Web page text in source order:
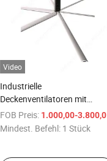
Video
Industrielle
Deckenventilatoren mit
niedriger Geschwindigkeit zur
Energieeinsparung für
FOB Preis: 1.000,00-3.800,00 $
Mindest. Befehl: 1 Stück